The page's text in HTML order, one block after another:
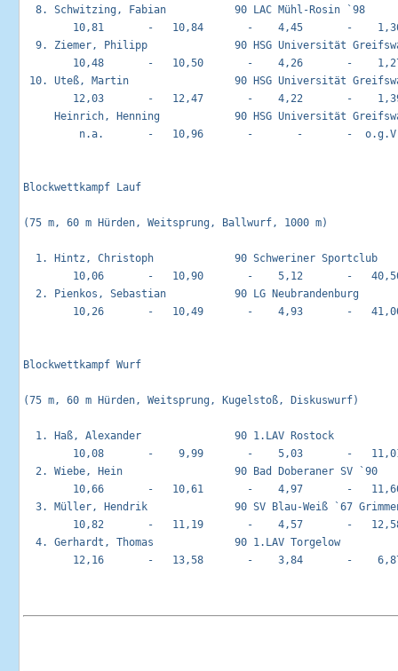
8. Schwitzing, Fabian           90 LAC Mühl-Rosin `98
10,81       -   10,84       -    4,45       -
9. Ziemer, Philipp              90 HSG Universität
10,48       -   10,50       -    4,26       -
10. Uteß, Martin                 90 HSG Universität
12,03       -   12,47       -    4,22       -
Heinrich, Henning            90 HSG Universität
n.a.       -   10,96       -       -       -
Blockwettkampf Lauf
(75 m, 60 m Hürden, Weitsprung, Ballwurf, 1000 m)
1. Hintz, Christoph             90 Schweriner Sportclub
10,06       -   10,90       -    5,12       -
2. Pienkos, Sebastian           90 LG Neubrandenburg
10,26       -   10,49       -    4,93       -
Blockwettkampf Wurf
(75 m, 60 m Hürden, Weitsprung, Kugelstoß, Diskuswurf)
1. Haß, Alexander               90 1.LAV Rostock
10,08       -    9,99       -    5,03       -
2. Wiebe, Hein                  90 Bad Doberaner SV `90
10,66       -   10,61       -    4,97       -
3. Müller, Hendrik              90 SV Blau-Weiß `67
10,82       -   11,19       -    4,57       -
4. Gerhardt, Thomas             90 1.LAV Torgelow
12,16       -   13,58       -    3,84       -